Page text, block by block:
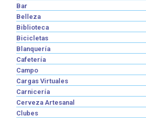
Bar
Belleza
Biblioteca
Bicicletas
Blanquería
Cafetería
Campo
Cargas Virtuales
Carnicería
Cerveza Artesanal
Clubes